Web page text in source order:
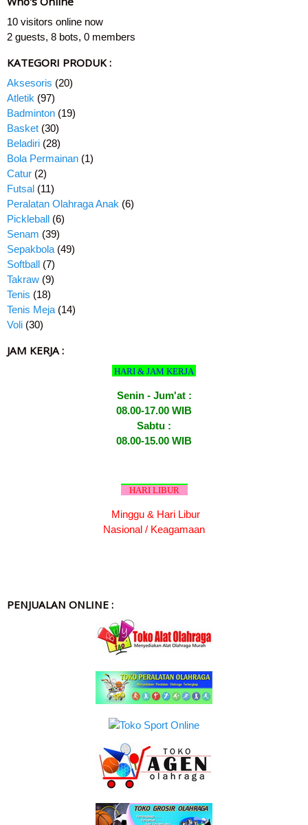
10 visitors online now
2 guests, 8 bots, 0 members
KATEGORI PRODUK :
Aksesoris (20)
Atletik (97)
Badminton (19)
Basket (30)
Beladiri (28)
Bola Permainan (1)
Catur (2)
Futsal (11)
Peralatan Olahraga Anak (6)
Pickleball (6)
Senam (39)
Sepakbola (49)
Softball (7)
Takraw (9)
Tenis (18)
Tenis Meja (14)
Voli (30)
JAM KERJA :
HARI & JAM KERJA
Senin - Jum'at :
08.00-17.00 WIB
Sabtu :
08.00-15.00 WIB
HARI LIBUR
Minggu & Hari Libur
Nasional / Keagamaan
PENJUALAN ONLINE :